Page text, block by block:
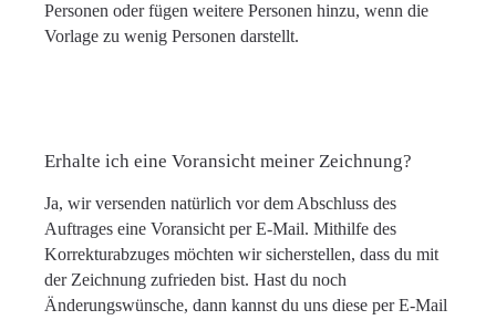
Personen oder fügen weitere Personen hinzu, wenn die
Vorlage zu wenig Personen darstellt.
Erhalte ich eine Voransicht meiner Zeichnung?
Ja, wir versenden natürlich vor dem Abschluss des
Auftrages eine Voransicht per E-Mail. Mithilfe des
Korrekturabzuges möchten wir sicherstellen, dass du mit
der Zeichnung zufrieden bist. Hast du noch
Änderungswünsche, dann kannst du uns diese per E-Mail